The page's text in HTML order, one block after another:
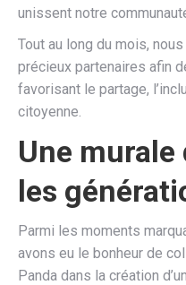
unissent notre
Tout au long du mois,
précieux partenaires afin
favorisant le partage,
citoyenne.
Une
les
Parmi les moments
avons eu le bonheur de
Panda dans la création